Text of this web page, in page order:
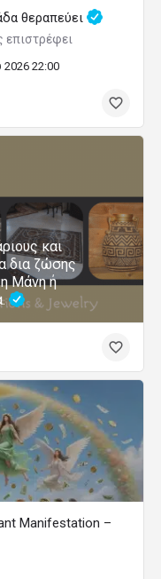
θεραπεύει
επιστρέφει
22:00
και
δια ζώσης
Μάνη ή
Manifestation –